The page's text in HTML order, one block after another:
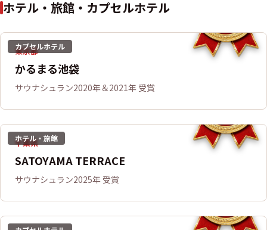
ホテル・旅館・カプセルホテル
カプセルホテル
東京都
かるまる池袋
サウナシュラン2020年＆2021年 受賞
ホテル・旅館
千葉県
SATOYAMA TERRACE
サウナシュラン2025年 受賞